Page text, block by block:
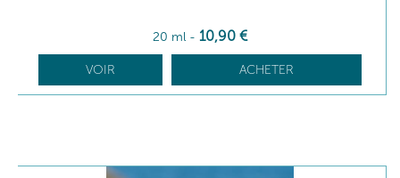
20 ml - 10,90 €
VOIR ACHETER